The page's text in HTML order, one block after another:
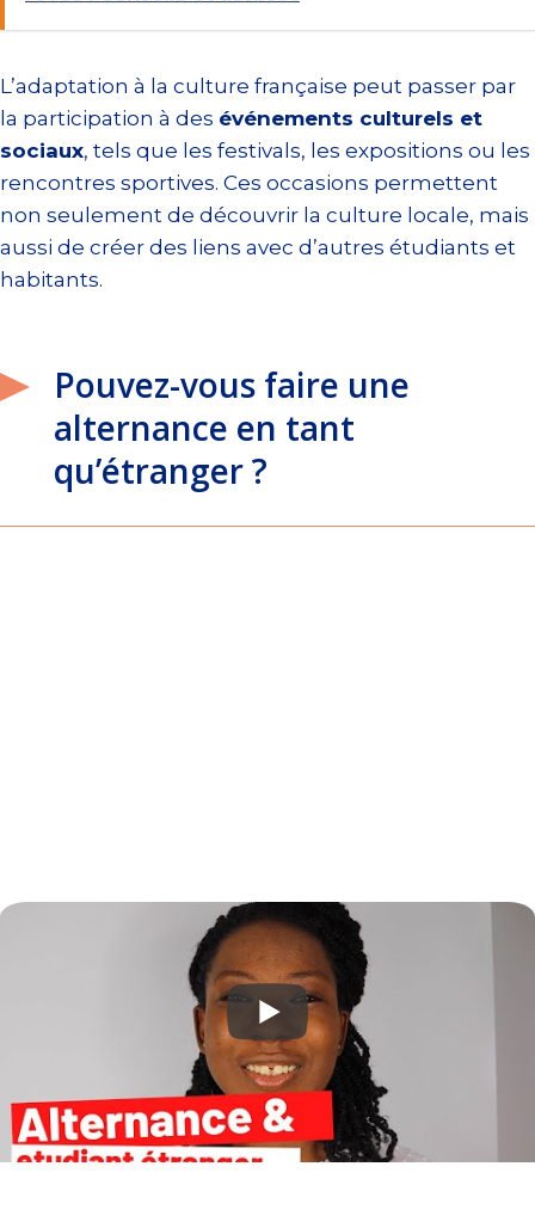
L’adaptation à la culture française peut passer par
la participation à des événements culturels et
sociaux, tels que les festivals, les expositions ou les
rencontres sportives. Ces occasions permettent
non seulement de découvrir la culture locale, mais
aussi de créer des liens avec d’autres étudiants et
habitants.
Pouvez-vous faire une
alternance en tant
qu’étranger ?